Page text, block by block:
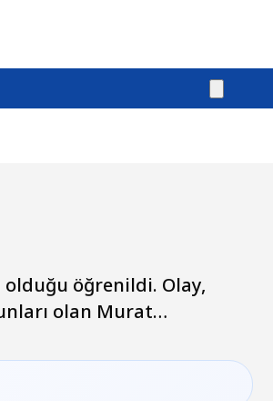
olduğu öğrenildi. Olay,
olan Murat…